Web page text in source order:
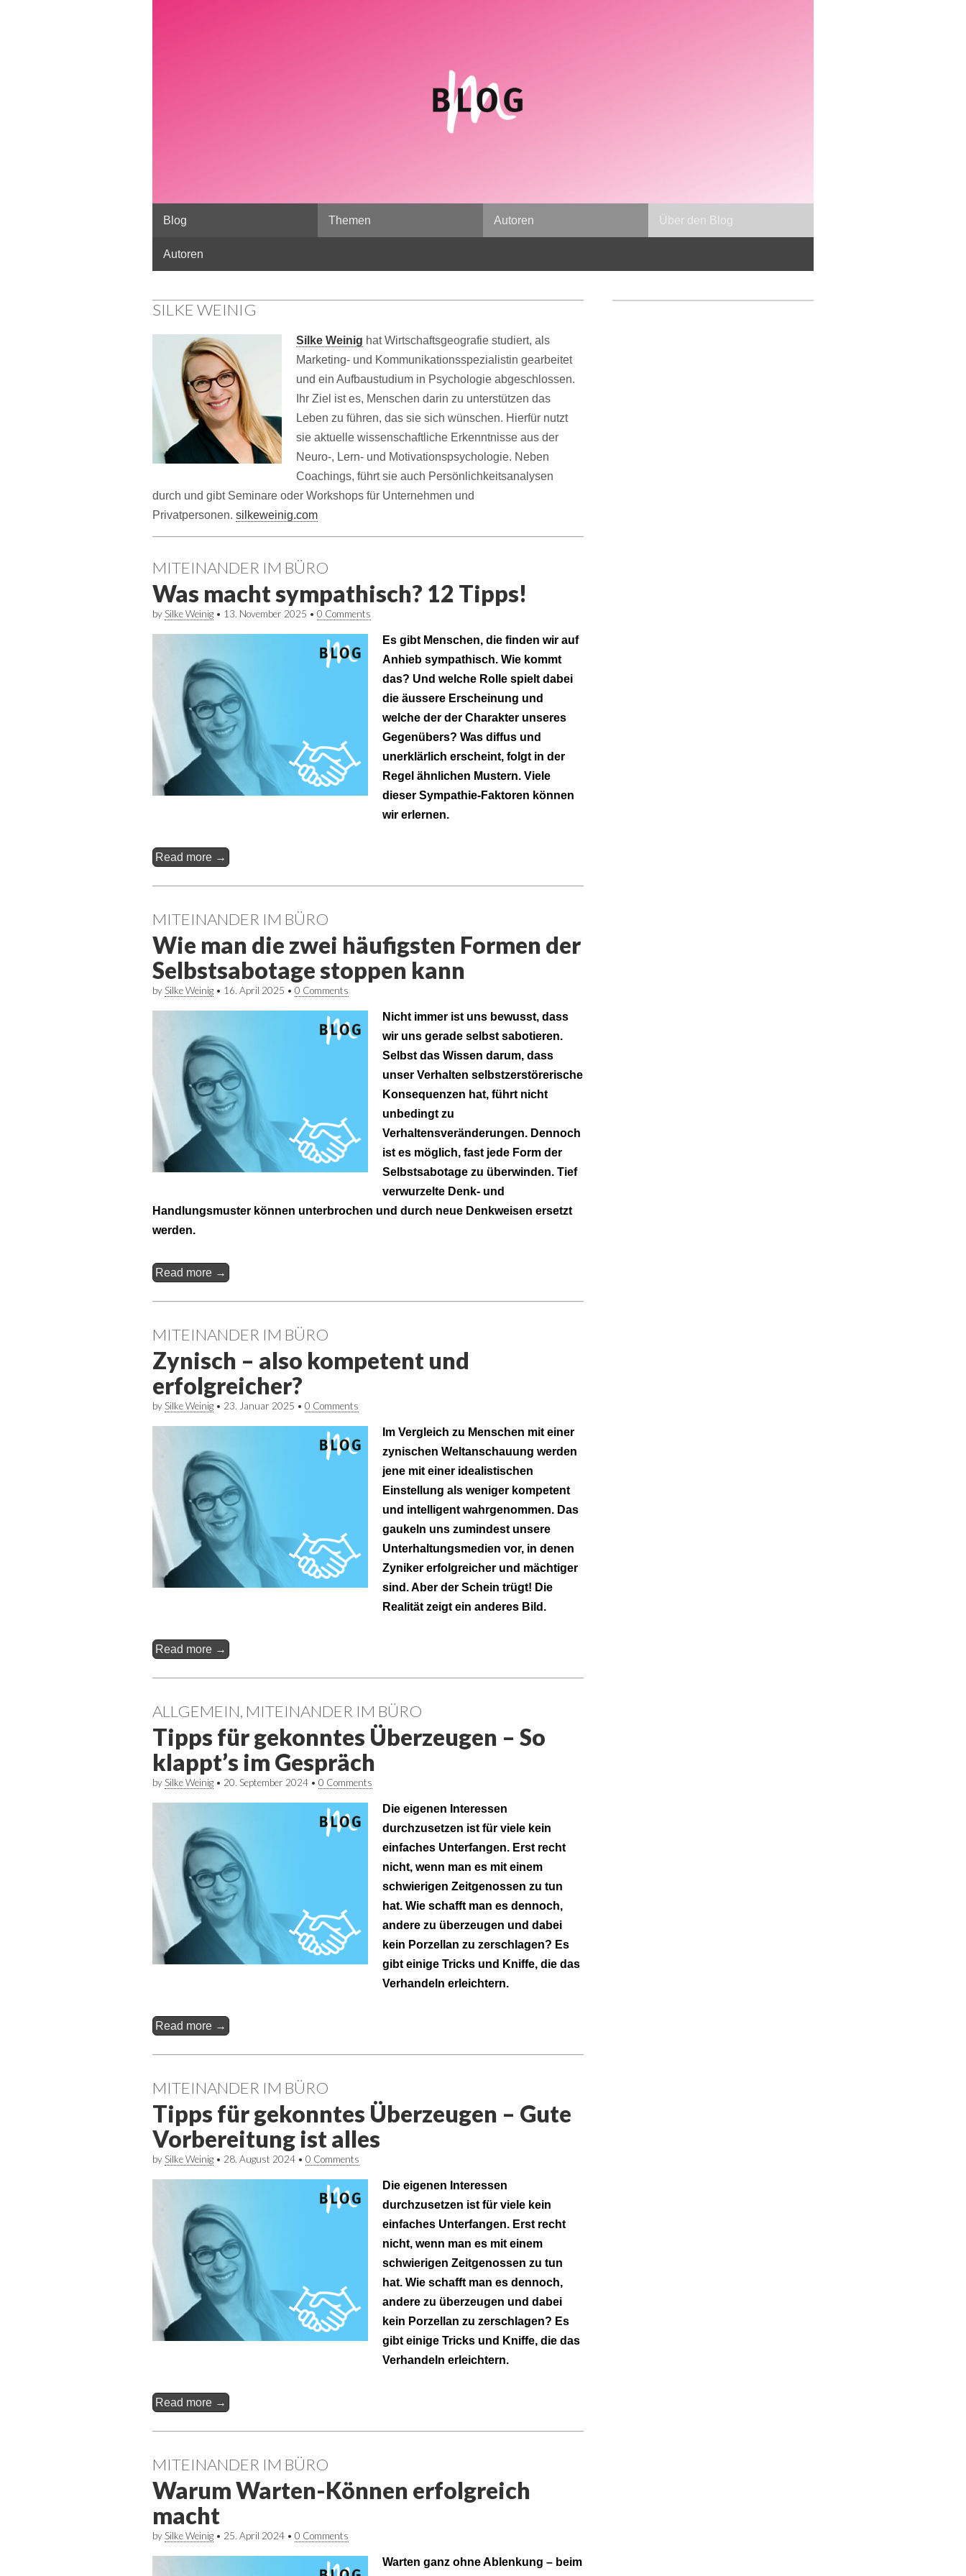
Main menu
Skip to content
Blog Themen Autoren Über den Blog
Autoren
SILKE WEINIG
Silke Weinig hat Wirtschaftsgeografie studiert, als
Marketing- und Kommunikationsspezialistin gearbeitet
und ein Aufbaustudium in Psychologie abgeschlossen.
Ihr Ziel ist es, Menschen darin zu unterstützen das
Leben zu führen, das sie sich wünschen. Hierfür nutzt
sie aktuelle wissenschaftliche Erkenntnisse aus der
Neuro-, Lern- und Motivationspsychologie. Neben
Coachings, führt sie auch Persönlichkeitsanalysen
durch und gibt Seminare oder Workshops für Unternehmen und
Privatpersonen. silkeweinig.com
MITEINANDER IM BÜRO
Was macht sympathisch? 12 Tipps!
by Silke Weinig • 13. November 2025 • 0 Comments
Es gibt Menschen, die finden wir auf
Anhieb sympathisch. Wie kommt
das? Und welche Rolle spielt dabei
die äussere Erscheinung und
welche der der Charakter unseres
Gegenübers? Was diffus und
unerklärlich erscheint, folgt in der
Regel ähnlichen Mustern. Viele
dieser Sympathie-Faktoren können
wir erlernen.
Read more →
MITEINANDER IM BÜRO
Wie man die zwei häufigsten Formen der
Selbstsabotage stoppen kann
by Silke Weinig • 16. April 2025 • 0 Comments
Nicht immer ist uns bewusst, dass
wir uns gerade selbst sabotieren.
Selbst das Wissen darum, dass
unser Verhalten selbstzerstörerische
Konsequenzen hat, führt nicht
unbedingt zu
Verhaltensveränderungen. Dennoch
ist es möglich, fast jede Form der
Selbstsabotage zu überwinden. Tief
verwurzelte Denk- und
Handlungsmuster können unterbrochen und durch neue Denkweisen ersetzt
werden.
Read more →
MITEINANDER IM BÜRO
Zynisch – also kompetent und
erfolgreicher?
by Silke Weinig • 23. Januar 2025 • 0 Comments
Im Vergleich zu Menschen mit einer
zynischen Weltanschauung werden
jene mit einer idealistischen
Einstellung als weniger kompetent
und intelligent wahrgenommen. Das
gaukeln uns zumindest unsere
Unterhaltungsmedien vor, in denen
Zyniker erfolgreicher und mächtiger
sind. Aber der Schein trügt! Die
Realität zeigt ein anderes Bild.
Read more →
ALLGEMEIN, MITEINANDER IM BÜRO
Tipps für gekonntes Überzeugen – So
klappt’s im Gespräch
by Silke Weinig • 20. September 2024 • 0 Comments
Die eigenen Interessen
durchzusetzen ist für viele kein
einfaches Unterfangen. Erst recht
nicht, wenn man es mit einem
schwierigen Zeitgenossen zu tun
hat. Wie schafft man es dennoch,
andere zu überzeugen und dabei
kein Porzellan zu zerschlagen? Es
gibt einige Tricks und Kniffe, die das
Verhandeln erleichtern.
Read more →
MITEINANDER IM BÜRO
Tipps für gekonntes Überzeugen – Gute
Vorbereitung ist alles
by Silke Weinig • 28. August 2024 • 0 Comments
Die eigenen Interessen
durchzusetzen ist für viele kein
einfaches Unterfangen. Erst recht
nicht, wenn man es mit einem
schwierigen Zeitgenossen zu tun
hat. Wie schafft man es dennoch,
andere zu überzeugen und dabei
kein Porzellan zu zerschlagen? Es
gibt einige Tricks und Kniffe, die das
Verhandeln erleichtern.
Read more →
MITEINANDER IM BÜRO
Warum Warten-Können erfolgreich
macht
by Silke Weinig • 25. April 2024 • 0 Comments
Warten ganz ohne Ablenkung – beim